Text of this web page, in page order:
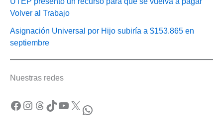
Volver al Trabajo
Asignación Universal por Hijo subiría a $153.865 en
septiembre
Nuestras redes
Facebook Instagram Threads TikTok YouTube X WhatsApp